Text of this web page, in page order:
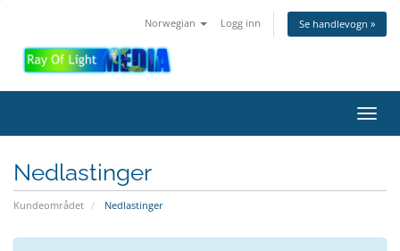
Norwegian Logg inn Se handlevogn »
Bytt
Nedlastinger
Kundeområdet Nedlastinger